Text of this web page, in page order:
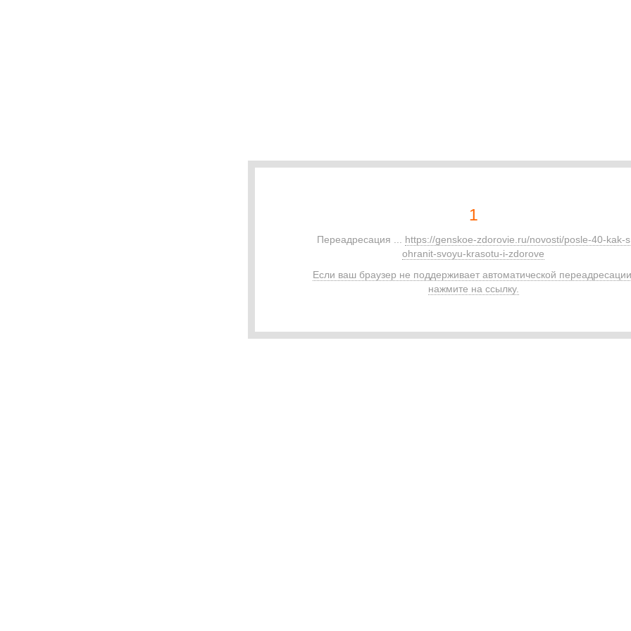
1
Переадресация ... https://genskoe-zdorovie.ru/novosti/posle-40-kak-s
ohranit-svoyu-krasotu-i-zdorove
Если ваш браузер не поддерживает автоматической
нажмите на ссылку.